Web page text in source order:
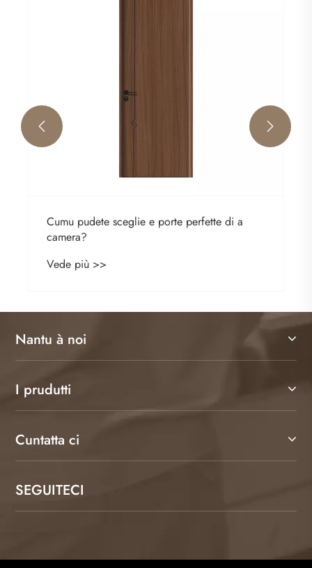
Cumu pudete sceglie e porte perfette di a
camera?
Vede più >>
 
Nantu à noi
I prudutti
Cuntatta ci
SEGUITECI